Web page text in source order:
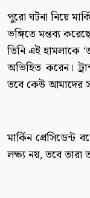
পুরো ঘটনা নিয়ে
ভঙ্গিতে মন্তব্য
তিনি এই হামলাকে
অভিহিত করেন।
তবে কেউ আমাদের
মার্কিন প্রেসিডেন্ট
লক্ষ্য নয়, তবে তারা